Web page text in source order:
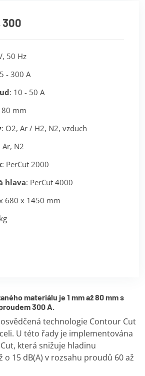
300
50 Hz
- 300 A
: 10 - 50 A
80 mm
: O2, Ar / H2, N2, vzduch
Ar, N2
: PerCut 2000
hlava: PerCut 4000
680 x 1450 mm
materiálu je 1 mm až 80 mm s
300 A.
technologie Contour Cut
U této řady je implementována
která snižuje hladinu
o 15 dB(A) v rozsahu proudů 60 až